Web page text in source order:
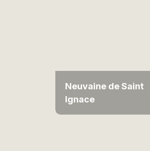
Neuvaine de Saint
Ignace